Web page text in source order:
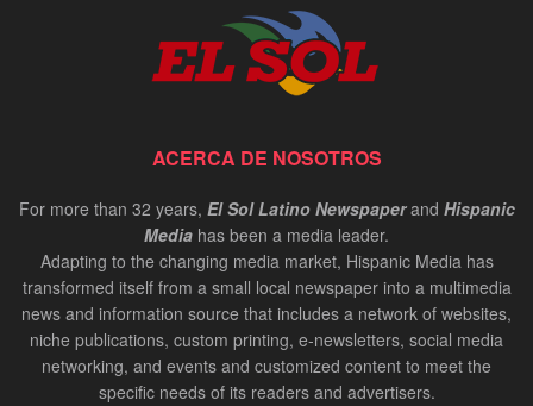
ACERCA DE NOSOTROS
For more than 32 years, El Sol Latino Newspaperand Hispanic
Media has been a media leader.
Adapting to the changing media market, Hispanic Media has
transformed itself from a small local newspaper into a multimedia
news and information source that includes a network of websites,
niche publications, custom printing, e-newsletters, social media
networking, and events and customized content to meet the
specific needs of its readers and advertisers.